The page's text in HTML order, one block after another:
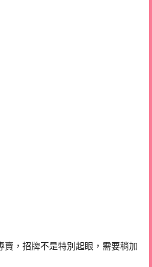
賣，招牌不是特別起眼，需要稍加